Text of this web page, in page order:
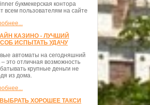
букмекерская контора
всем пользователям на сайте
КАЗИНО - ЛУЧШИЙ
ИСПЫТАТЬ УДАЧУ
автоматы на сегодняшний
– это отличная возможность
крупные деньги не
из дома.
ВЫБРАТЬ ХОРОШЕЕ ТАКСИ